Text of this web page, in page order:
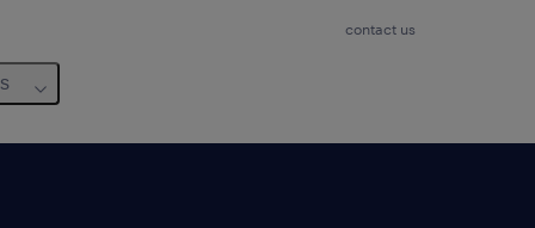
contact us